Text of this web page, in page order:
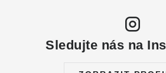
Sledujte nás na